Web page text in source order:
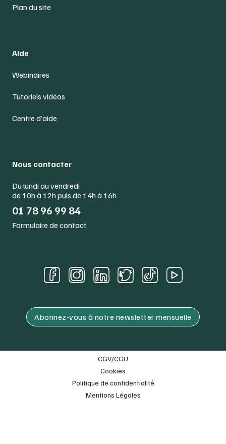
Plan du site
Aide
Webinaires
Tutoriels vidéos
Centre d’aide
Nous contacter
Du lundi au vendredi
de 10h à 12h puis de 14h à 16h
01 78 96 99 84
Formulaire de contact
Abonnez-vous à notre newsletter mensuelle
CGV/CGU
Cookies
Politique de confidentialité
Mentions Légales